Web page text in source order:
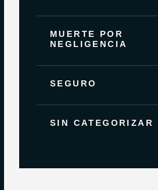
MUERTE POR
NEGLIGENCIA
SEGURO
SIN CATEGORIZAR